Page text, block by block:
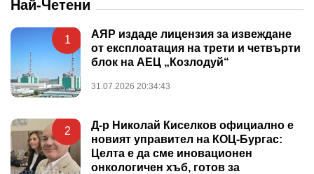
Най-Четени
1
АЯР издаде лицензия за извеждане
от експлоатация на трети и четвърти
блок на АЕЦ „Козлодуй“
31.07.2026 20:34:43
2
Д-р Николай Киселков официално е
новият управител на КОЦ-Бургас:
Целта е да сме иновационен
онкологичен хъб, готов за